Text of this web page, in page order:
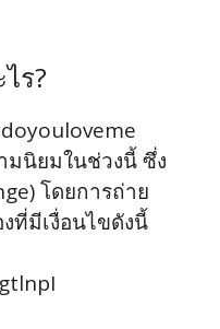
ร?
มนิยมในช่วงนี้ ซึ่ง
โดยการถ่าย
ที่มีเงื่อนไขดังนี้